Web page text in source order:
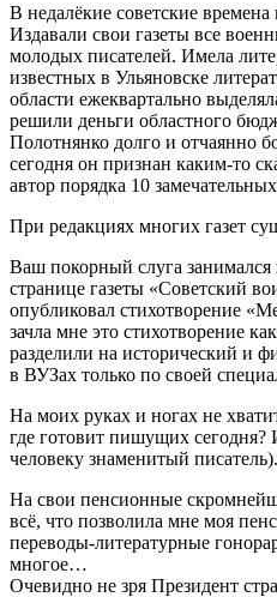
В недалёкие советские
Издавали свои газеты все
молодых писателей. Имела
известных в Ульяновске
области ежеквартально
решили деньги областного
Полотнянко долго и отчаянно
сегодня он признан каким-то
автор порядка 10
При редакциях многих газет
Ваш покорный слуга занимался
странице газеты «Советский
опубликовал стихотворение
зачла мне это стихотворение
разделили на исторический и
в ВУЗах только по своей
На моих руках и ногах не
где готовит пишущих сегодня?
человеку знаменитый
На свои пенсионные
всё, что позволила мне моя
переводы-литературные
многое…
Очевидно не зря Президент